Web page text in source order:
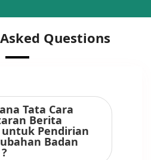
Questions
Tata Cara
Berita
Pendirian
Badan